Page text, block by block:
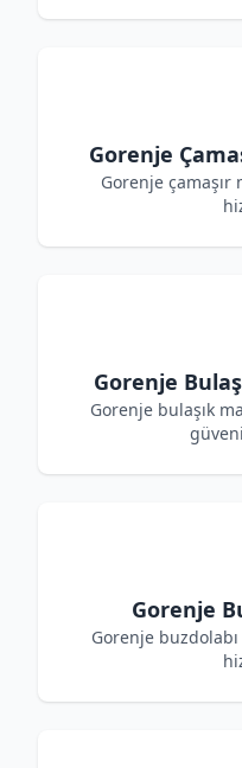
Gorenje
Gorenje çamaşır
Gorenje
Gorenje bulaşık
Gorenje
Gorenje